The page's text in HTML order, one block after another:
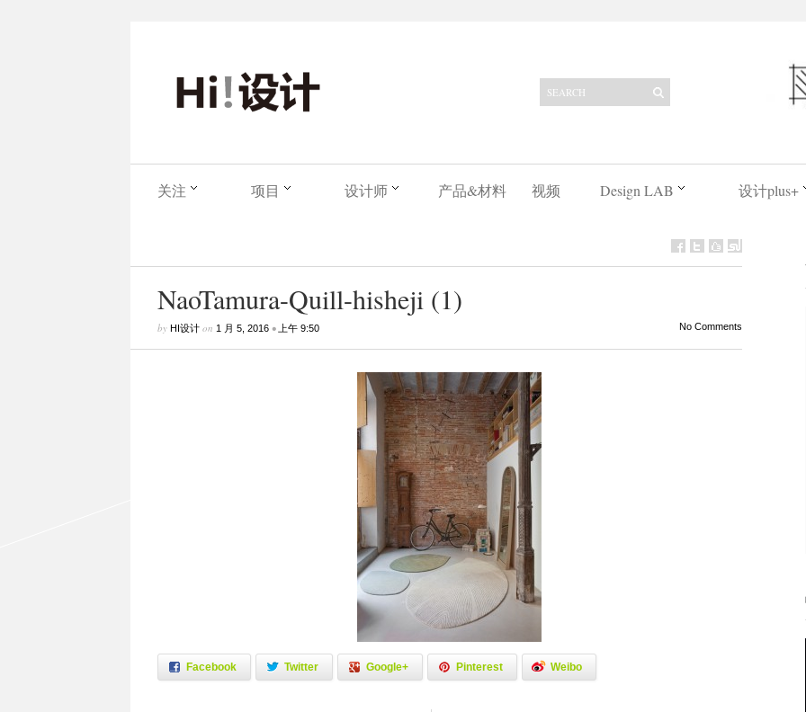
关注 项目 设计师 产品&材料 视频 Design LAB 设计plus+
NaoTamura-Quill-hisheji (1)
by HI设计on 1 月 5, 2016• 上午 9:50 No Comments
Facebook Twitter Google+ Pinterest Weibo